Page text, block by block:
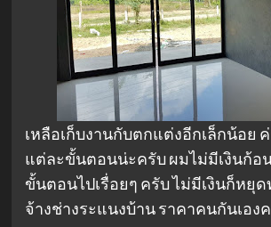
เหลือเก็บงานกับตกแต่งอีกเล็กน้อย
แต่ละขั้นตอนน่ะครับ ผมไม่มีเงินก้อน
ขั้นตอนไปเรื่อยๆ ครับ ไม่มีเงินก็หยุ
จ้างช่างระแนงบ้าน ราคาคนกันเอง